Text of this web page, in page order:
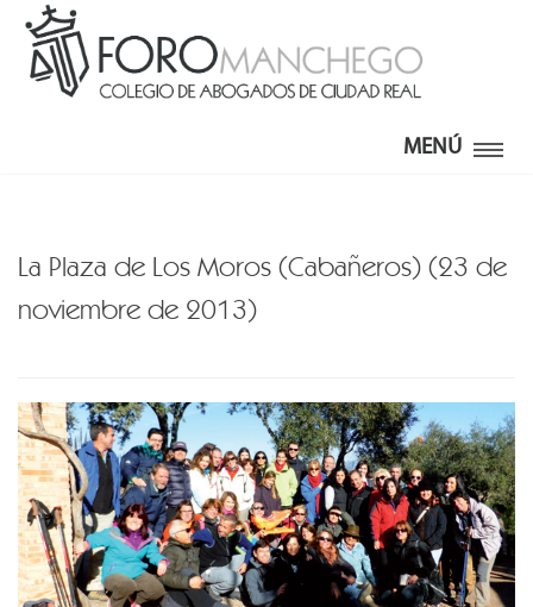
MENÚ
La Plaza de Los Moros (Cabañeros) (23 de
noviembre de 2013)